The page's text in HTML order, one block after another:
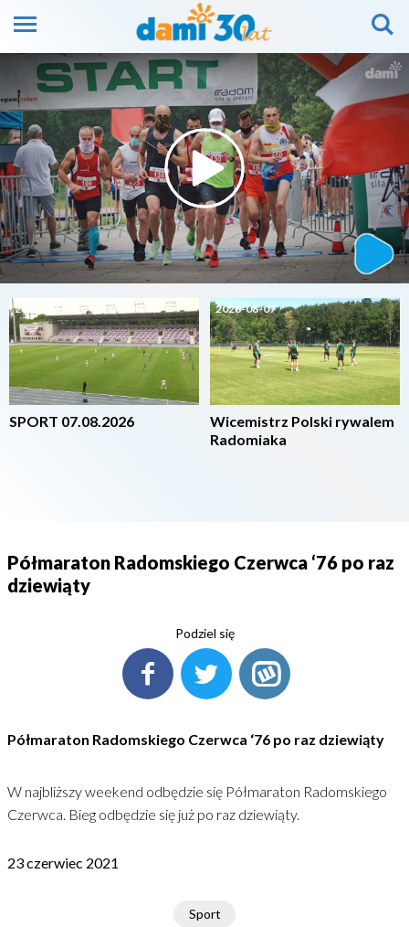
2026-08-07
SPORT 07.08.2026
2026-08-07
Wicemistrz Polski rywalem
Radomiaka
Półmaraton Radomskiego Czerwca ‘76 po raz
dziewiąty
Podziel się
Półmaraton Radomskiego Czerwca ‘76 po raz dziewiąty
W najbliższy weekend odbędzie się Półmaraton Radomskiego
Czerwca. Bieg odbędzie się już po raz dziewiąty.
23 czerwiec 2021
Sport